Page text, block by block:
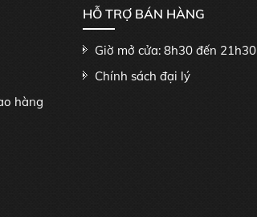
hàng
HỖ TRỢ BÁN HÀNG
Giờ mở cửa: 8h30 đến 21h30
Chính sách đại lý